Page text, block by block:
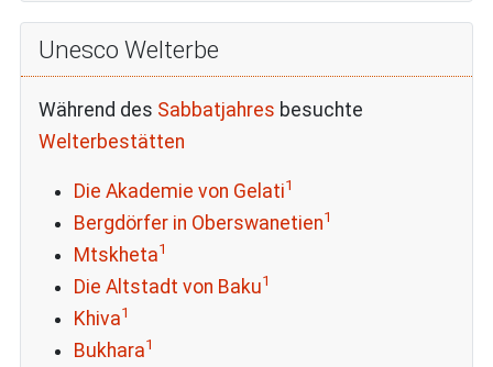
Unesco Welterbe
Während des Sabbatjahres besuchte
Welterbestätten
Die Akademie von Gelati1
Bergdörfer in Oberswanetien1
Mtskheta1
Die Altstadt von Baku1
Khiva1
Bukhara1